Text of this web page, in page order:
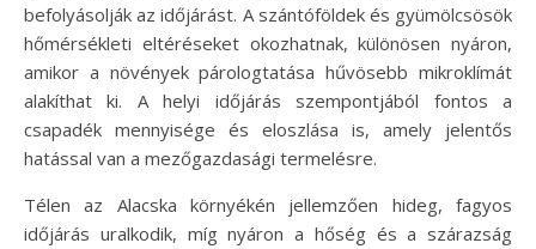
befolyásolják az időjárást. A szántóföldek és gyümölcsösök
hőmérsékleti eltéréseket okozhatnak, különösen nyáron,
amikor a növények párologtatása hűvösebb mikroklímát
alakíthat ki. A helyi időjárás szempontjából fontos a
csapadék mennyisége és eloszlása is, amely jelentős
hatással van a mezőgazdasági termelésre.
Télen az Alacska környékén jellemzően hideg, fagyos
időjárás uralkodik, míg nyáron a hőség és a szárazság